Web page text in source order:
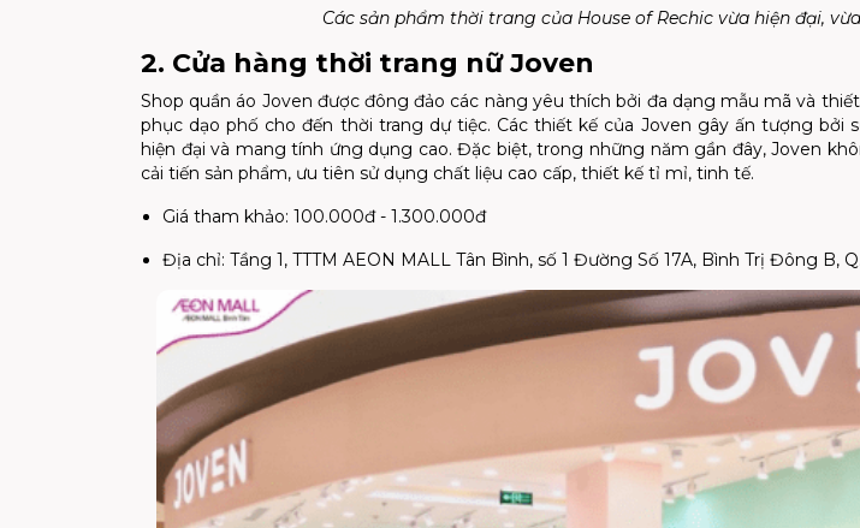
Các sản phẩm thời trang của House of Rechic vừa hiện đại,
2. Cửa hàng thời trang nữ Joven
Shop quần áo Joven được đông đảo các nàng yêu thích bởi đa dạng mẫu mã và
phục dạo phố cho đến thời trang dự tiệc. Các thiết kế của Joven gây ấn tượng bởi
hiện đại và mang tính ứng dụng cao. Đặc biệt, trong những năm gần đây, Joven
cải tiến sản phẩm, ưu tiên sử dụng chất liệu cao cấp, thiết kế tỉ mỉ, tinh tế.
Giá tham khảo: 100.000đ - 1.300.000đ
Địa chỉ: Tầng 1, TTTM AEON MALL Tân Bình, số 1 Đường Số 17A, Bình Trị Đông B,